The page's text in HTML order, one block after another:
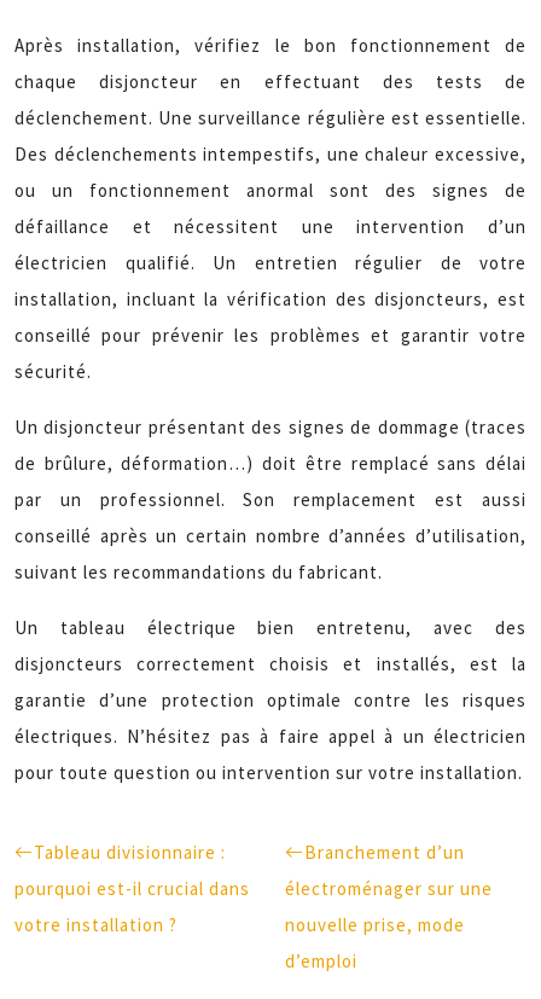
Après installation, vérifiez le bon fonctionnement de
chaque disjoncteur en effectuant des tests de
déclenchement. Une surveillance régulière est essentielle.
Des déclenchements intempestifs, une chaleur excessive,
ou un fonctionnement anormal sont des signes de
défaillance et nécessitent une intervention d’un
électricien qualifié. Un entretien régulier de votre
installation, incluant la vérification des disjoncteurs, est
conseillé pour prévenir les problèmes et garantir votre
sécurité.
Un disjoncteur présentant des signes de dommage (traces
de brûlure, déformation…) doit être remplacé sans délai
par un professionnel. Son remplacement est aussi
conseillé après un certain nombre d’années d’utilisation,
suivant les recommandations du fabricant.
Un tableau électrique bien entretenu, avec des
disjoncteurs correctement choisis et installés, est la
garantie d’une protection optimale contre les risques
électriques. N’hésitez pas à faire appel à un électricien
pour toute question ou intervention sur votre installation.
Tableau divisionnaire :
pourquoi est-il crucial dans
votre installation ?
Branchement d’un
électroménager sur une
nouvelle prise, mode
d’emploi